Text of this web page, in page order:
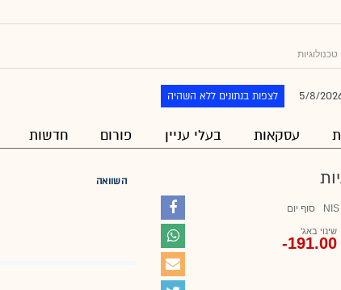
טכנולוגיות
5/8/ לצפות בנתונים ללא השהיה
עסקאות בעלי עניין פורום חדשות
NIS סוף יום
שינוי באג'
-191.00
השוואה